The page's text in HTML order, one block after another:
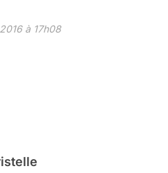
à 17h08